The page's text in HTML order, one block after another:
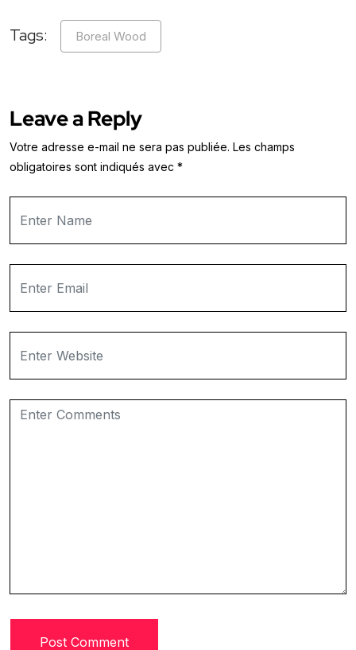
Tags: Boreal Wood
Leave a Reply
Votre adresse e-mail ne sera pas publiée. Les champs
obligatoires sont indiqués avec *